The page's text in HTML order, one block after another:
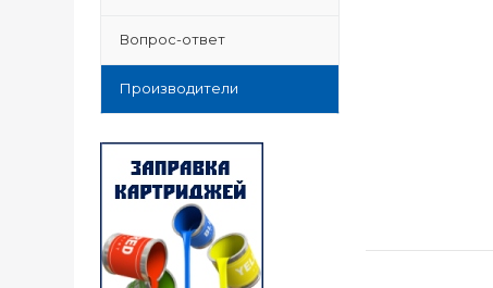
Вопрос-ответ
Производители